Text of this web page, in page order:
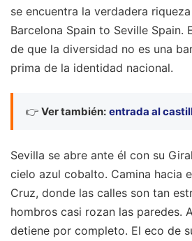
se encuentra la verdadera
Barcelona Spain to Seville Spain.
de que la diversidad no es una
prima de la identidad nacional.
👉 Ver también: entrada al
Sevilla se abre ante él con su
cielo azul cobalto. Camina hacia
Cruz, donde las calles son tan
hombros casi rozan las paredes.
detiene por completo. El eco de